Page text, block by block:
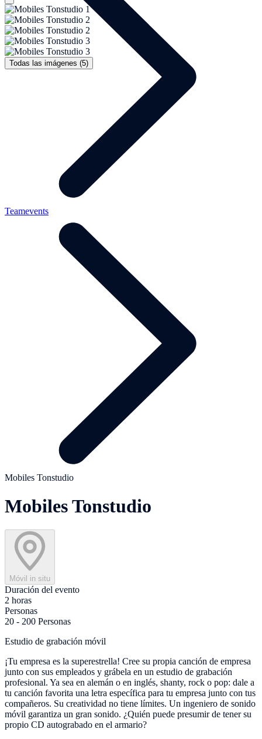
Todas las imágenes (5)
Teamevents
Mobiles Tonstudio
Mobiles Tonstudio
Móvil in situ
Duración del evento
2 horas
Personas
20 - 200 Personas
Estudio de grabación móvil
¡Tu empresa es la superestrella! Cree su propia canción de empresa
junto con sus empleados y grábela en un estudio de grabación
profesional. Ya sea en alemán o en inglés, shanty, rock o pop: dale a
tu canción favorita una letra específica para tu empresa junto con tus
compañeros. Su creatividad no tiene límites. Un ingeniero de sonido
móvil garantiza un gran sonido. ¿Quién puede presumir de tener su
propio CD autograbado en el armario?